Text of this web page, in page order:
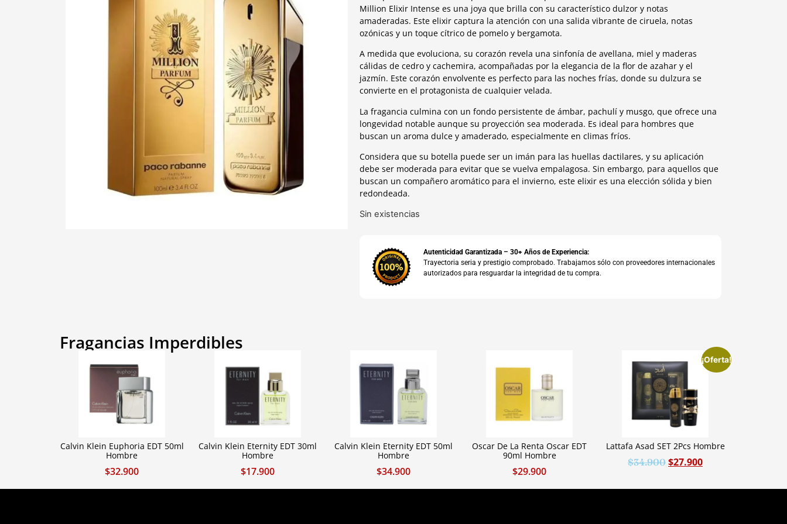
Million Elixir Intense es una joya que brilla con su característico dulzor y notas
amaderadas. Este elixir captura la atención con una salida vibrante de ciruela, notas
ozónicas y un toque cítrico de pomelo y bergamota.
A medida que evoluciona, su corazón revela una sinfonía de avellana, miel y maderas
cálidas de cedro y cachemira, acompañadas por la elegancia de la flor de azahar y el
jazmín. Este corazón envolvente es perfecto para las noches frías, donde su dulzura se
convierte en el protagonista de cualquier velada.
La fragancia culmina con un fondo persistente de ámbar, pachulí y musgo, que ofrece una
longevidad notable aunque su proyección sea moderada. Es ideal para hombres que
buscan un aroma dulce y amaderado, especialmente en climas fríos.
Considera que su botella puede ser un imán para las huellas dactilares, y su aplicación
debe ser moderada para evitar que se vuelva empalagosa. Sin embargo, para aquellos que
buscan un compañero aromático para el invierno, este elixir es una elección sólida y bien
redondeada.
Sin existencias
Autenticidad Garantizada – 30+ Años de Experiencia:
Trayectoria seria y prestigio comprobado. Trabajamos sólo con proveedores internacionales
autorizados para resguardar la integridad de tu compra.
Fragancias Imperdibles
Calvin Klein Euphoria EDT 50ml
Hombre
$32.900
Calvin Klein Eternity EDT 30ml
Hombre
$17.900
Calvin Klein Eternity EDT 50ml
Hombre
$34.900
Oscar De La Renta Oscar EDT
90ml Hombre
$29.900
¡Oferta!
Lattafa Asad SET 2Pcs Hombre
$34.900 $27.900